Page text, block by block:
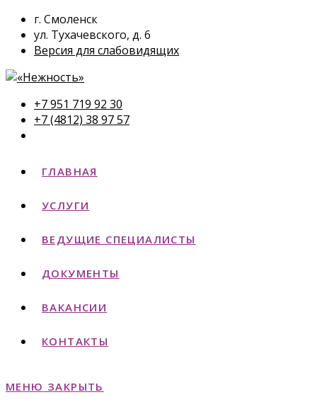
г. Смоленск
ул. Тухачевского, д. 6
Версия для слабовидящих
+7 951 719 92 30
+7 (4812) 38 97 57
ГЛАВНАЯ
УСЛУГИ
ВЕДУЩИЕ СПЕЦИАЛИСТЫ
ДОКУМЕНТЫ
ВАКАНСИИ
КОНТАКТЫ
МЕНЮ ЗАКРЫТЬ